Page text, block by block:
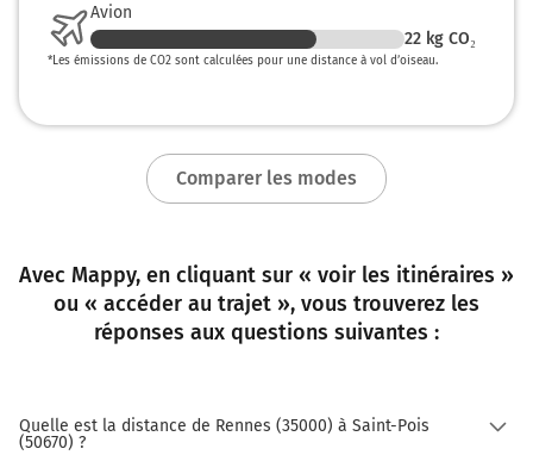
101 km
Continuer Route Le Carrefour Thomas sur 300
mètres
Continuer Route du Château de la Brisolière sur
1,1 kilomètre
continuer sur 2,1 kilomètres
Avion
22 kg CO₂
*Les émissions de CO2 sont calculées pour une distance à vol d’oiseau.
Comparer les modes
Avec Mappy, en cliquant sur « voir les itinéraires »
ou « accéder au trajet », vous trouverez les
réponses aux questions suivantes :
Quelle est la distance de Rennes (35000) à Saint-Pois
(50670) ?